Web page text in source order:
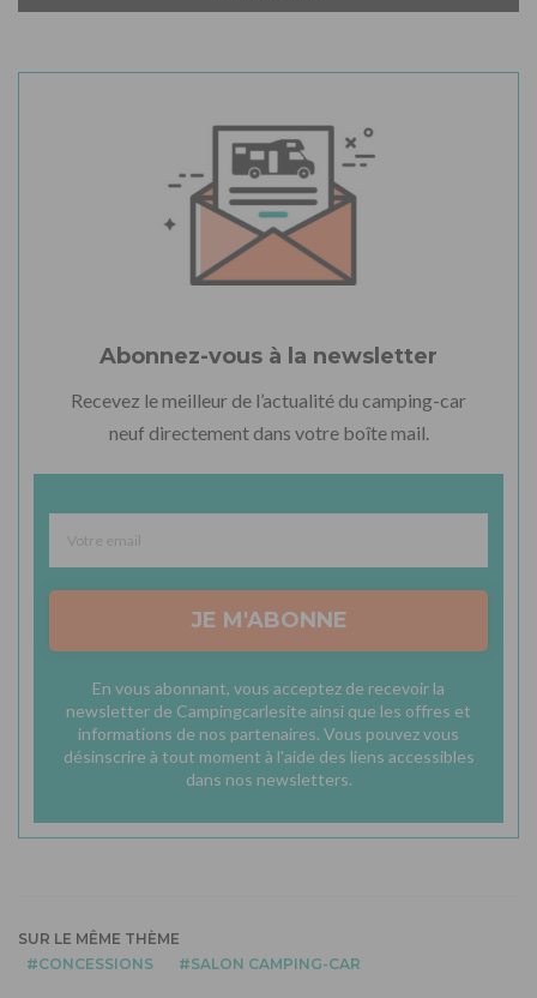
Abonnez-vous à la newsletter
Recevez le meilleur de l’actualité du camping-car
neuf directement dans votre boîte mail.
JE M'ABONNE
En vous abonnant, vous acceptez de recevoir la
newsletter de Campingcarlesite ainsi que les offres et
informations de nos partenaires. Vous pouvez vous
désinscrire à tout moment à l'aide des liens accessibles
dans nos newsletters.
SUR LE MÊME THÈME
CONCESSIONS
SALON CAMPING-CAR